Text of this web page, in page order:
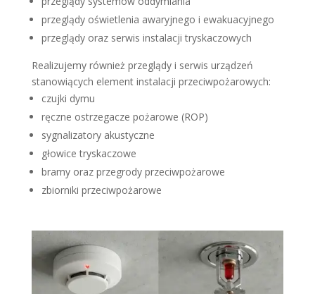
przeglądy oświetlenia awaryjnego i ewakuacyjnego
przeglądy oraz serwis instalacji tryskaczowych
Realizujemy również przeglądy i serwis urządzeń
stanowiących element instalacji przeciwpożarowych:
czujki dymu
ręczne ostrzegacze pożarowe (ROP)
sygnalizatory akustyczne
głowice tryskaczowe
bramy oraz przegrody przeciwpożarowe
zbiorniki przeciwpożarowe